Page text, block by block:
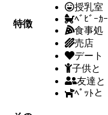
特徴
授乳室
ﾍﾞﾋﾞｰｶｰ
食事処
売店
デート
子供と
友達と
ﾍﾟｯﾄと